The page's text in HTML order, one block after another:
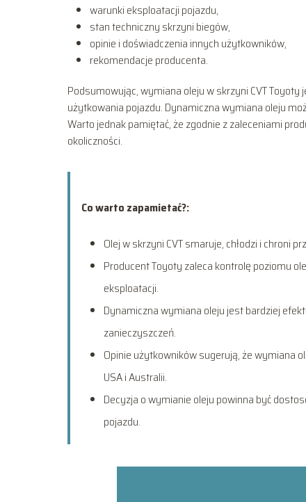
warunki eksploatacji pojazdu,
stan techniczny skrzyni biegów,
opinie i doświadczenia innych użytkowników,
rekomendacje producenta.
Podsumowując, wymiana oleju w skrzyni CVT
użytkowania pojazdu. Dynamiczna wymiana oleju
Warto jednak pamiętać, że zgodnie z zaleceniami
okoliczności.
Co warto zapamietać?:
Olej w skrzyni CVT smaruje, chłodzi i chroni
Producent Toyoty zaleca kontrolę poziomu
eksploatacji.
Dynamiczna wymiana oleju jest bardziej
zanieczyszczeń.
Opinie użytkowników sugerują, że wymiana
USA i Australii.
Decyzja o wymianie oleju powinna być
pojazdu.